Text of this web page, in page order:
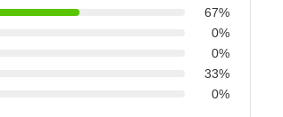
67%
0%
0%
33%
0%